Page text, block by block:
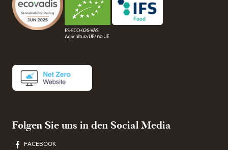
Folgen Sie uns in den Social Media
FACEBOOK